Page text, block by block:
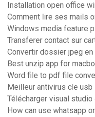
Installation open office
Comment lire ses mails
Windows media feature
Transferer contact sur
Convertir dossier jpeg en
Best unzip app for
Word file to pdf file
Meilleur antivirus cle usb
Télécharger visual
How can use whatsapp